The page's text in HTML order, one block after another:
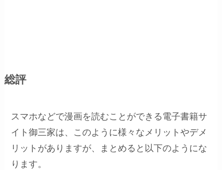
総評
スマホなどで漫画を読むことができる電子書籍サ
イト御三家は、このように様々なメリットやデメ
リットがありますが、まとめると以下のようにな
ります。